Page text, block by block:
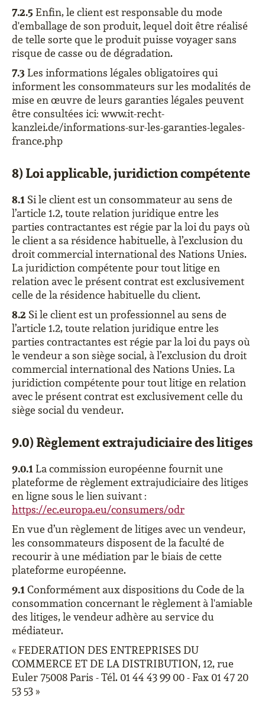
7.2.5 Enfin, le client est responsable du mode
d'emballage de son produit, lequel doit être réalisé
de telle sorte que le produit puisse voyager sans
risque de casse ou de dégradation.
7.3 Les informations légales obligatoires qui
informent les consommateurs sur les modalités de
mise en œuvre de leurs garanties légales peuvent
être consultées ici: www.it-recht-
kanzlei.de/informations-sur-les-garanties-legales-
france.php
8) Loi applicable, juridiction compétente
8.1 Si le client est un consommateur au sens de
l’article 1.2, toute relation juridique entre les
parties contractantes est régie par la loi du pays où
le client a sa résidence habituelle, à l’exclusion du
droit commercial international des Nations Unies.
La juridiction compétente pour tout litige en
relation avec le présent contrat est exclusivement
celle de la résidence habituelle du client.
8.2 Si le client est un professionnel au sens de
l’article 1.2, toute relation juridique entre les
parties contractantes est régie par la loi du pays où
le vendeur a son siège social, à l’exclusion du droit
commercial international des Nations Unies. La
juridiction compétente pour tout litige en relation
avec le présent contrat est exclusivement celle du
siège social du vendeur.
9.0) Règlement extrajudiciaire des litiges
9.0.1La commission européenne fournit une
plateforme de règlement extrajudiciaire des litiges
en ligne sous le lien suivant :
https://ec.europa.eu/consumers/odr
En vue d’un règlement de litiges avec un vendeur,
les consommateurs disposent de la faculté de
recourir à une médiation par le biais de cette
plateforme européenne.
9.1Conformément aux dispositions du Code de la
consommation concernant le règlement à l'amiable
des litiges, le vendeur adhère au service du
médiateur.
« FEDERATION DES ENTREPRISES DU
COMMERCE ET DE LA DISTRIBUTION, 12, rue
Euler 75008 Paris - Tél. 01 44 43 99 00 - Fax 01 47 20
53 53 »